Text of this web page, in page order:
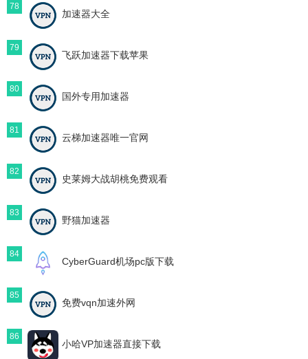
78
加速器大全
79
飞跃加速器下载苹果
80
国外专用加速器
81
云梯加速器唯一官网
82
史莱姆大战胡桃免费观看
83
野猫加速器
84
CyberGuard机场pc版下载
85
免费vqn加速外网
86
小哈VP加速器直接下载